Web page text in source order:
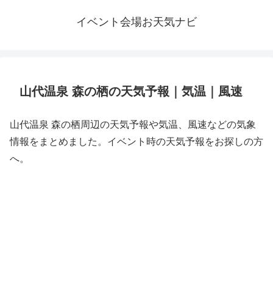
イベント会場お天気ナビ
山代温泉 森の栖の天気予報｜気温｜風速
山代温泉 森の栖周辺の天気予報や気温、風速などの気象
情報をまとめました。イベント時の天気予報をお探しの方
へ。